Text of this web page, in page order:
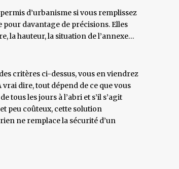
d’urbanisme si vous remplissez
davantage de précisions. Elles
la hauteur, la situation de l’annexe…
critères ci-dessus, vous en viendrez
dire, tout dépend de ce que vous
les jours à l’abri et s’il s’agit
peu coûteux, cette solution
ne remplace la sécurité d’un